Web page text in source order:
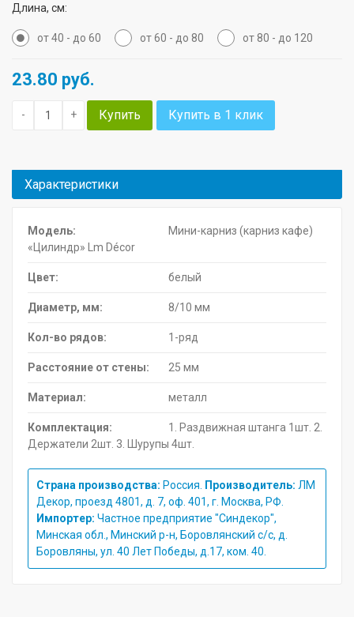
Длина, см:
от 40 - до 60 от 60 - до 80 от 80 - до 120
23.80 руб.
- + Купить Купить в 1 клик
Характеристики
Модель:
Мини-карниз (карниз кафе)
«Цилиндр» Lm Décor
Цвет: белый
Диаметр, мм: 8/10 мм
Кол-во рядов: 1-ряд
Расстояние от стены: 25 мм
Материал: металл
Комплектация:
1. Раздвижная штанга 1шт. 2.
Держатели 2шт. 3. Шурупы 4шт.
Страна производства: Россия. Производитель: ЛМ
Декор, проезд 4801, д. 7, оф. 401, г. Москва, РФ.
Импортер: Частное предприятие "Синдекор",
Минская обл., Минский р-н, Боровлянский с/с, д.
Боровляны, ул. 40 Лет Победы, д.17, ком. 40.